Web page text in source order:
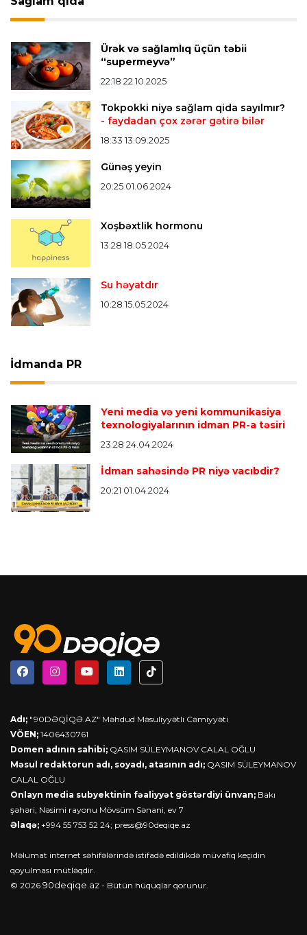
Verstappen öz komandasının "Formula 1"də
iştirak etməyəcəyini açıqladı
Bütün xəbərlər >>>
Ürək və sağlamlıq üçün təbii
“supermeyvə”
22:18 22.10.2025
Tokpokki niyə sağlam qida sayılmır?
- faydadan çox zərər gətirə bilər
18:33 13.09.2025
Günəş yeyin
20:25 01.06.2024
Xoşbəxtlik hormonu
13:28 18.05.2024
Su həyatdır
10:28 15.05.2024
İdmanda PR
Yeni media və yeni kommunikasiya
texnologiyalarının idman PR-a təsiri
23:28 24.04.2024
İdman sahəsində PR niyə vacıbdir?
20:21 01.04.2024
Adı; "90DƏQİQƏ.AZ" Məhdud Məsuliyyətli Cəmiyyəti
VÖEN; 1406430761
Domen adının sahibi; QASIM SÜLEYMANOV CALAL OĞLU
Məsul redaktorun adı, soyadı, atasının adı; QASIM SÜLEYMANOV
CALAL OĞLU
Onlayn media subyektinin fəaliyyət göstərdiyi ünvan; Bakı
şəhəri, Nəsimi rayonu Mövsüm Sənani, ev 7
Əlaqə; +994 55 753 52 24; press@90deqiqe.az
Məlumat internet səhifələrində istifadə edildikdə müvafiq keçidin
qoyulması mütləqdir.
© 2026 90deqiqe.az - Bütün hüquqlar qorunur.